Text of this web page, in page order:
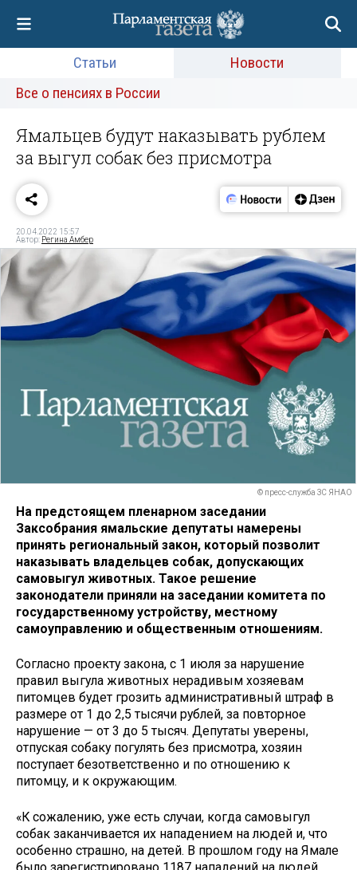
Статьи
Новости
Все о пенсиях в России
Ямальцев будут наказывать рублем
за выгул собак без присмотра
20.04.2022 15:57
Автор: Регина Амбер
© пресс-служба ЗС ЯНАО
На предстоящем пленарном заседании
Заксобрания ямальские депутаты намерены
принять региональный закон, который позволит
наказывать владельцев собак, допускающих
самовыгул животных. Такое решение
законодатели приняли на заседании комитета по
государственному устройству, местному
самоуправлению и общественным отношениям.
Согласно проекту закона, с 1 июля за нарушение
правил выгула животных нерадивым хозяевам
питомцев будет грозить административный штраф в
размере от 1 до 2,5 тысячи рублей, за повторное
нарушение — от 3 до 5 тысяч. Депутаты уверены,
отпуская собаку погулять без присмотра, хозяин
поступает безответственно и по отношению к
питомцу, и к окружающим.
«К сожалению, уже есть случаи, когда самовыгул
собак заканчивается их нападением на людей и, что
особенно страшно, на детей. В прошлом году на Ямале